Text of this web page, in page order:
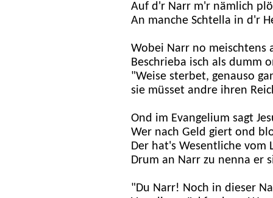
Auf d'r Narr m'r nämlich
An manche Schtella in d'r
Wobei Narr no meischtens
Beschrieba isch als dumm
"Weise sterbet, genauso
sie müsset andre ihren
Ond im Evangelium sagt
Wer nach Geld giert ond
Der hat's Wesentliche vom
Drum an Narr zu nenna er
"Du Narr! Noch in dieser